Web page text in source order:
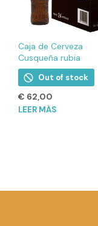
Caja de Cerveza
Cusqueña rubia
Out of stock
€ 62,00
LEER MÁS